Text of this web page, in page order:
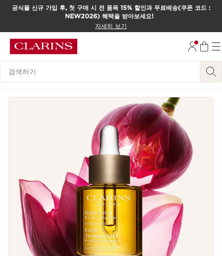
컨텐츠로 이동하기
공식몰 신규 가입 후, 첫 구매 시 전 품목 15% 할인과 무료배송(쿠폰 코드 :
NEW2026) 혜택을 받아보세요!
자세히 보기
범례 검색하기